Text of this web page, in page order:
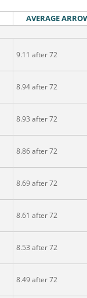
AVERAGE
9.11 after 72
8.94 after 72
8.93 after 72
8.86 after 72
8.69 after 72
8.61 after 72
8.53 after 72
8.49 after 72